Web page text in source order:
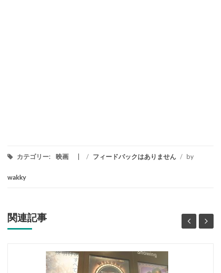
カテゴリー: 映画 / フィードバックはありません / by
wakky
関連記事